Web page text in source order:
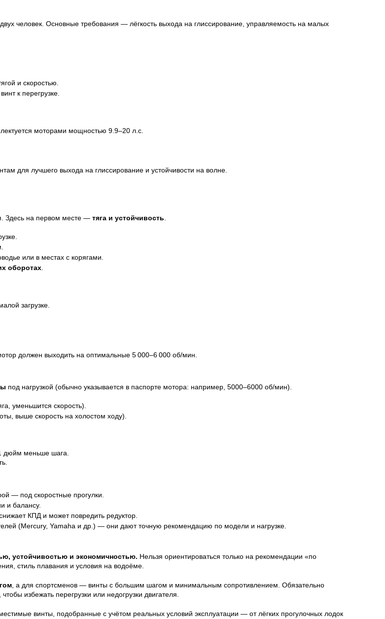
человек. Основные требования — лёгкость выхода на глиссирование, управляемость на малых
и скоростью.
к перегрузке.
моторами мощностью 9.9–20 л.с.
для лучшего выхода на глиссирование и устойчивости на волне.
Здесь на первом месте — тяга и устойчивость
или в местах с корягами.
оборотах
загрузке.
должен выходить на оптимальные 5 000–6 000 об/мин.
под нагрузкой (обычно указывается в паспорте мотора: например, 5000–6000 об/мин).
уменьшится скорость).
выше скорость на холостом ходу).
дюйм меньше шага.
— под скоростные прогулки.
и балансу.
КПД и может повредить редуктор.
(Mercury, Yamaha и др.) — они дают точную рекомендацию по модели и нагрузке.
устойчивостью и экономичностью. Нельзя ориентироваться только на рекомендации «по
стиль плавания и условия на водоёме.
, а для спортсменов — винты с большим шагом и минимальным сопротивлением. Обязательно
, чтобы избежать перегрузки или недогрузки двигателя.
винты, подобранные с учётом реальных условий эксплуатации — от лёгких прогулочных лодок